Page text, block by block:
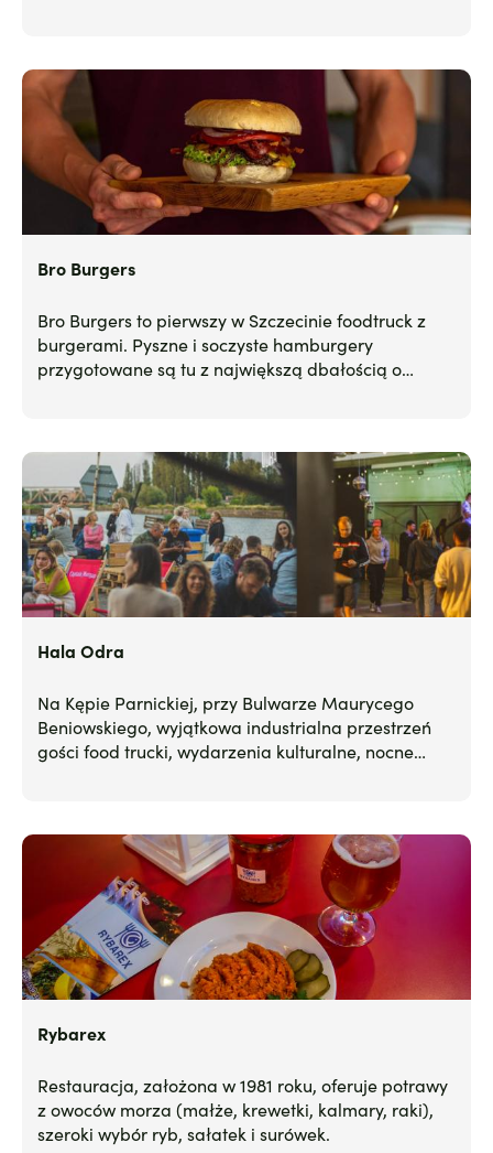
Bro Burgers
Bro Burgers to pierwszy w Szczecinie foodtruck z
burgerami. Pyszne i soczyste hamburgery
przygotowane są tu z największą dbałością o
Hala Odra
Na Kępie Parnickiej, przy Bulwarze Maurycego
Beniowskiego, wyjątkowa industrialna przestrzeń
gości food trucki, wydarzenia kulturalne, nocne
Rybarex
Restauracja, założona w 1981 roku, oferuje potrawy
z owoców morza (małże, krewetki, kalmary, raki),
szeroki wybór ryb, sałatek i surówek.